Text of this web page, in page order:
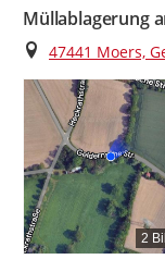
Müllablagerung
Ort
47441 Moers,
2